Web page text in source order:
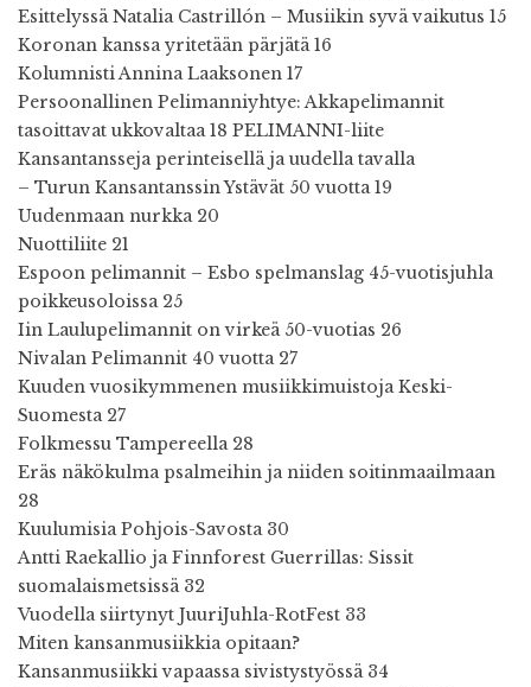
Esittelyssä Natalia Castrillón – Musiikin syvä vaikutus 15
Koronan kanssa yritetään pärjätä 16
Kolumnisti Annina Laaksonen 17
Persoonallinen Pelimanniyhtye: Akkapelimannit
tasoittavat ukkovaltaa 18 PELIMANNI-liite
Kansantansseja perinteisellä ja uudella tavalla
– Turun Kansantanssin Ystävät 50 vuotta 19
Uudenmaan nurkka 20
Nuottiliite 21
Espoon pelimannit – Esbo spelmanslag 45-vuotisjuhla
poikkeusoloissa 25
Iin Laulupelimannit on virkeä 50-vuotias 26
Nivalan Pelimannit 40 vuotta 27
Kuuden vuosikymmenen musiikkimuistoja Keski-
Suomesta 27
Folkmessu Tampereella 28
Eräs näkökulma psalmeihin ja niiden soitinmaailmaan
28
Kuulumisia Pohjois-Savosta 30
Antti Raekallio ja Finnforest Guerrillas: Sissit
suomalaismetsissä 32
Vuodella siirtynyt JuuriJuhla-RotFest 33
Miten kansanmusiikkia opitaan?
Kansanmusiikki vapaassa sivistystyössä 34